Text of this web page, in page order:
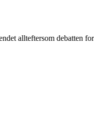
allteftersom debatten